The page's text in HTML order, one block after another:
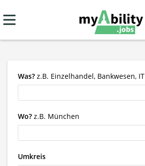
Was? z.B. Einzelhandel, Bankwesen, IT
Wo? z.B. München
Umkreis